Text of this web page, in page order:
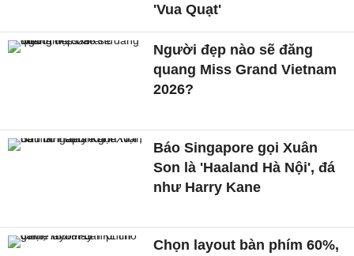
'Vua Quạt'
Người đẹp nào sẽ đăng
quang Miss Grand Vietnam
2026?
Báo Singapore gọi Xuân
Son là 'Haaland Hà Nội', đá
như Harry Kane
Chọn layout bàn phím 60%,